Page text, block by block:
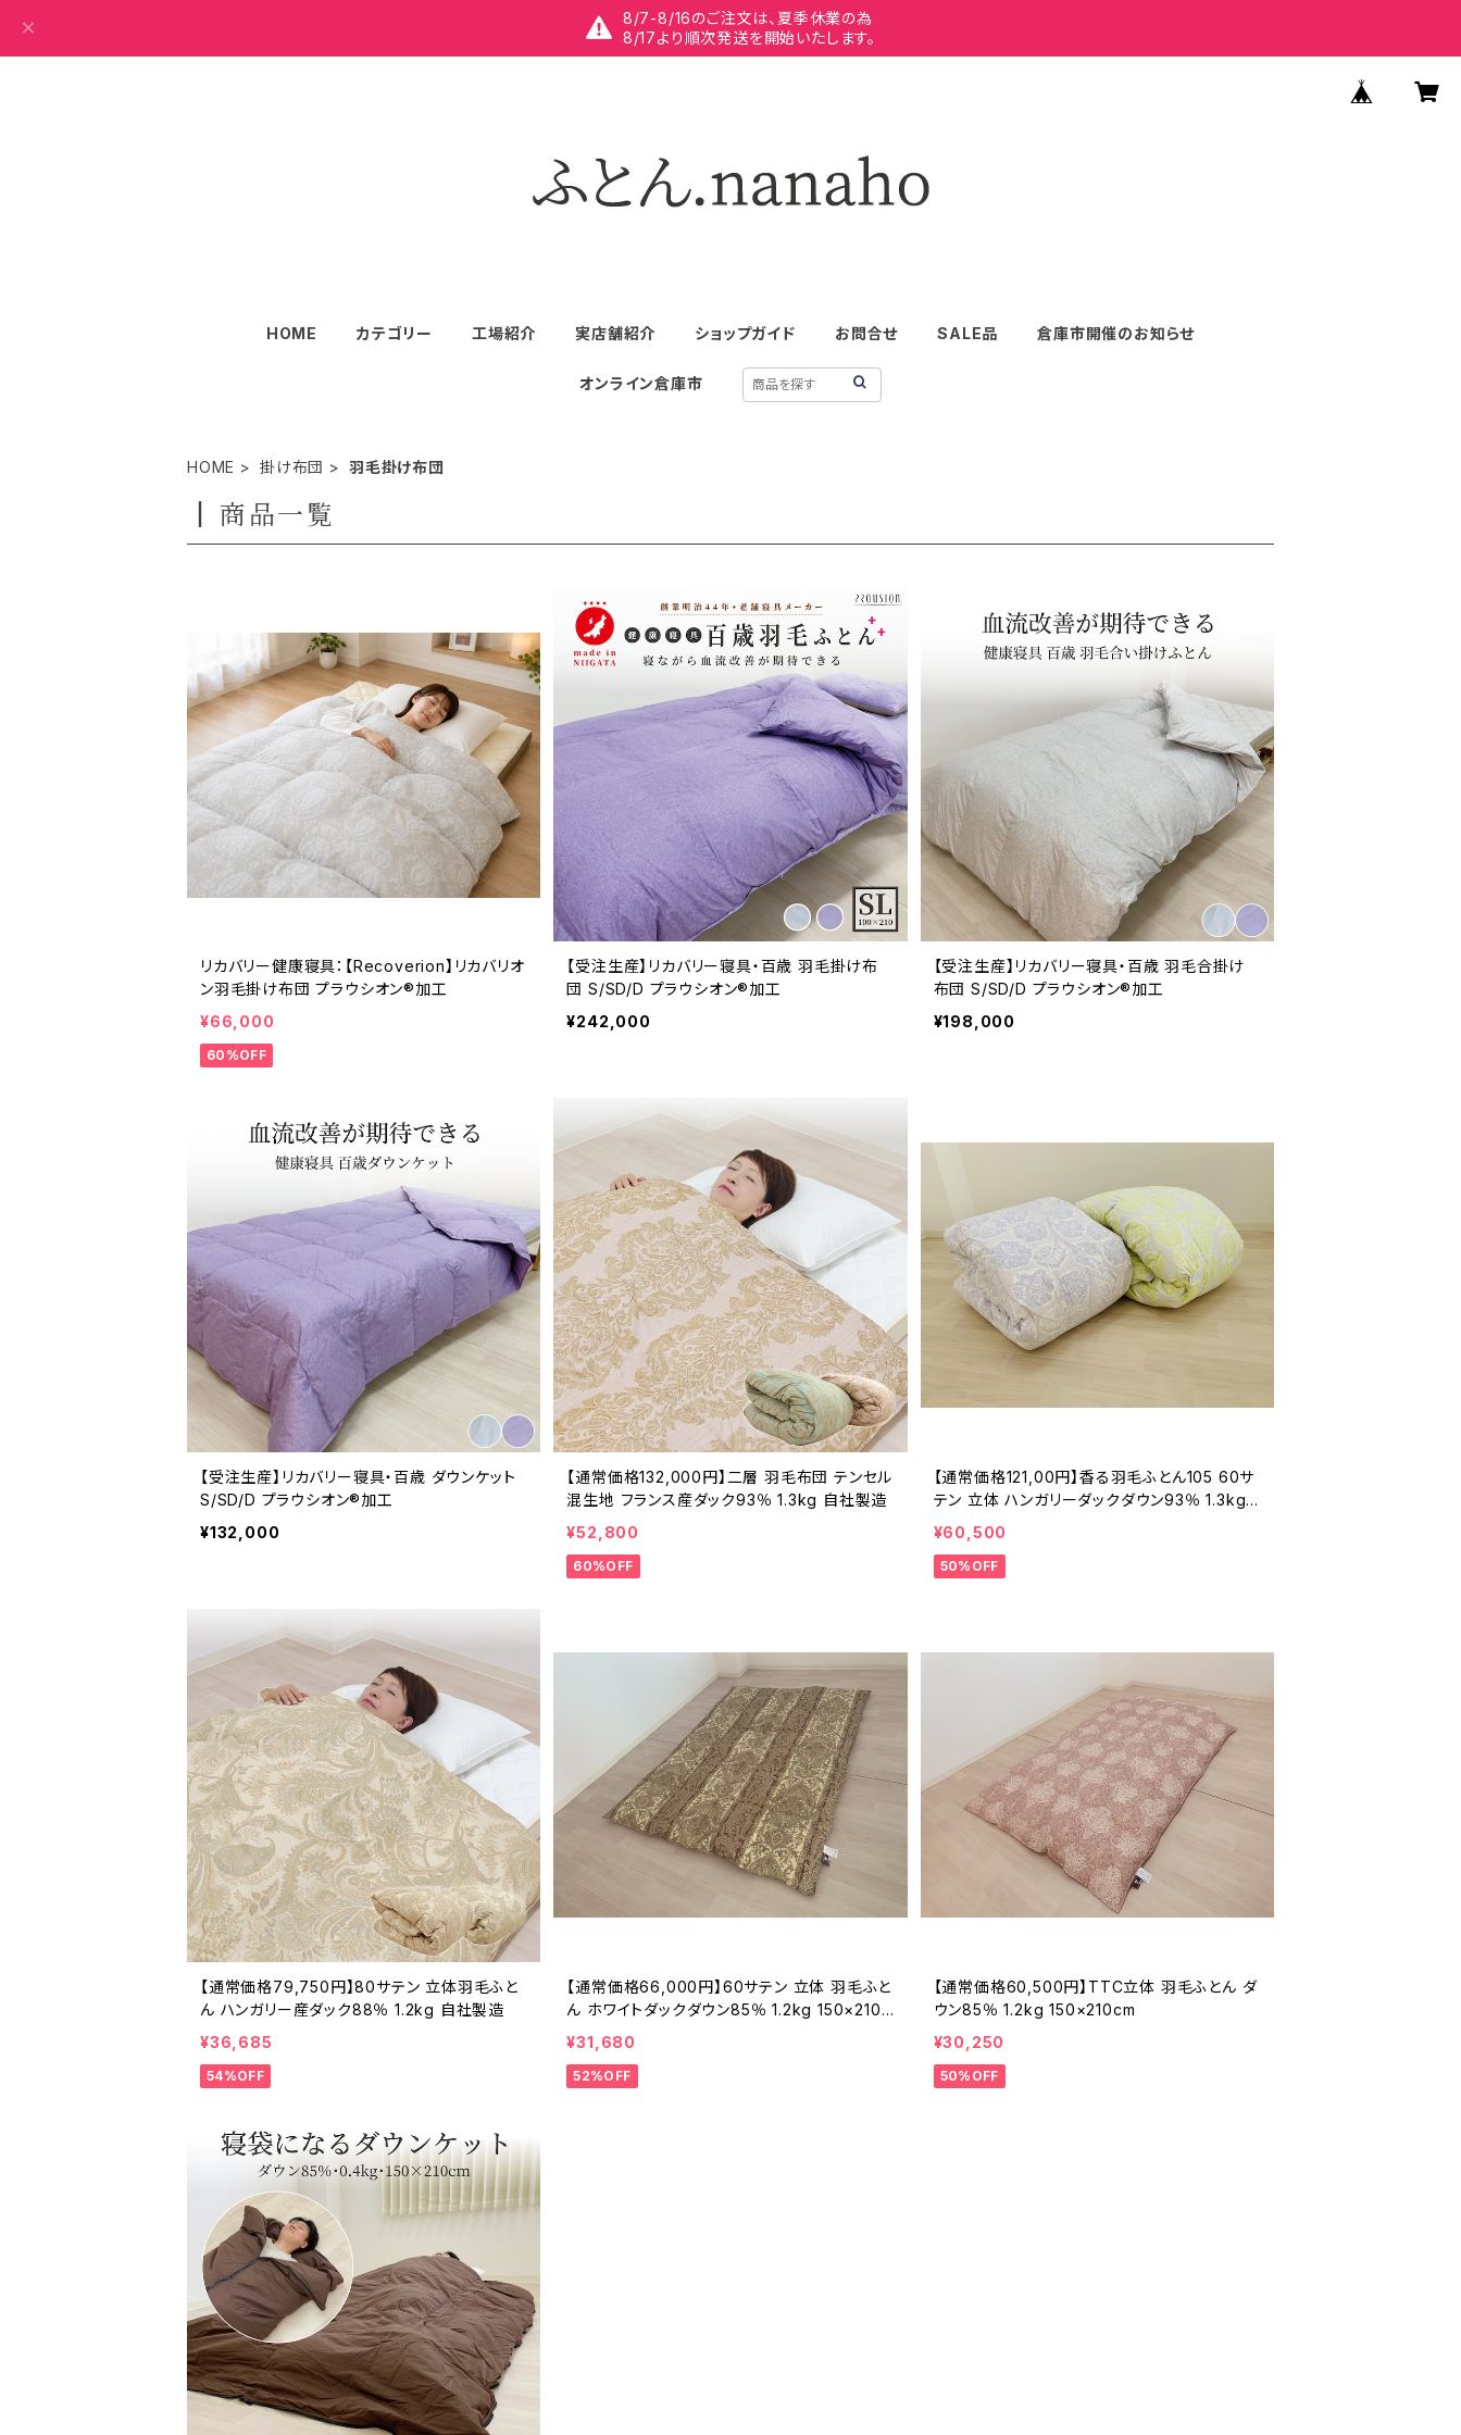
8/7-8/16のご注文は、夏季休業の為
8/17より順次発送を開始いたします。
HOME カテゴリー 工場紹介 実店舗紹介 ショップガイド お問合せ SALE品 倉庫市開催のお知らせ
オンライン倉庫市
HOME 掛け布団 羽毛掛け布団
商品一覧
リカバリー健康寝具：【Recoverion】リカバリオ
ン羽毛掛け布団 プラウシオン®加工
¥66,000
60%OFF
【受注生産】リカバリー寝具・百歳 羽毛掛け布
団 S/SD/D プラウシオン®加工
¥242,000
【受注生産】リカバリー寝具・百歳 羽毛合掛け
布団 S/SD/D プラウシオン®加工
¥198,000
【受注生産】リカバリー寝具・百歳 ダウンケット
S/SD/D プラウシオン®加工
¥132,000
【通常価格132,000円】二層 羽毛布団 テンセル
混生地 フランス産ダック93％ 1.3kg 自社製造
¥52,800
60%OFF
【通常価格121,00円】香る羽毛ふとん105 60サ
テン 立体 ハンガリーダックダウン93％ 1.3kg 1
50×210cm
¥60,500
50%OFF
【通常価格79,750円】80サテン 立体羽毛ふと
ん ハンガリー産ダック88％ 1.2kg 自社製造
¥36,685
54%OFF
【通常価格66,000円】60サテン 立体 羽毛ふと
ん ホワイトダックダウン85％ 1.2kg 150×210c
m
¥31,680
52%OFF
【通常価格60,500円】TTC立体 羽毛ふとん ダ
ウン85％ 1.2kg 150×210cm
¥30,250
50%OFF